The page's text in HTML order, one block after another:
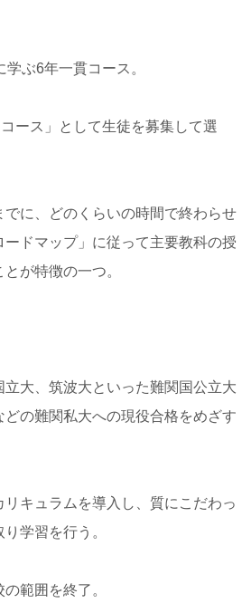
ぶ6年一貫コース。
ース」として生徒を募集して選
でに、どのくらいの時間で終わらせ
ードマップ」に従って主要教科の授
が特徴の一つ。
大、筑波大といった難関国公立大
の難関私大への現役合格をめざす
リキュラムを導入し、質にこだわっ
学習を行う。
範囲を終了。